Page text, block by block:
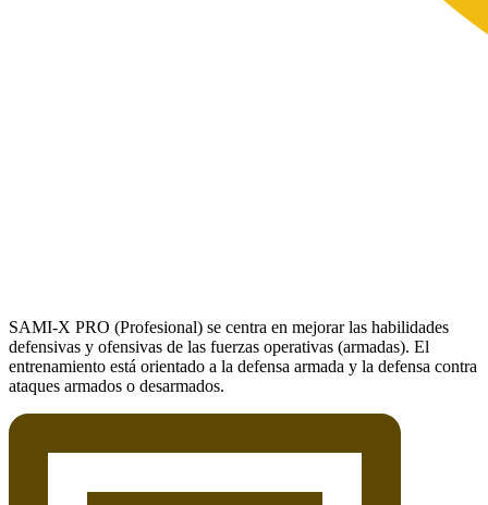
SAMI-X PRO (Profesional) se centra en mejorar las habilidades
defensivas y ofensivas de las fuerzas operativas (armadas). El
entrenamiento está orientado a la defensa armada y la defensa contra
ataques armados o desarmados.